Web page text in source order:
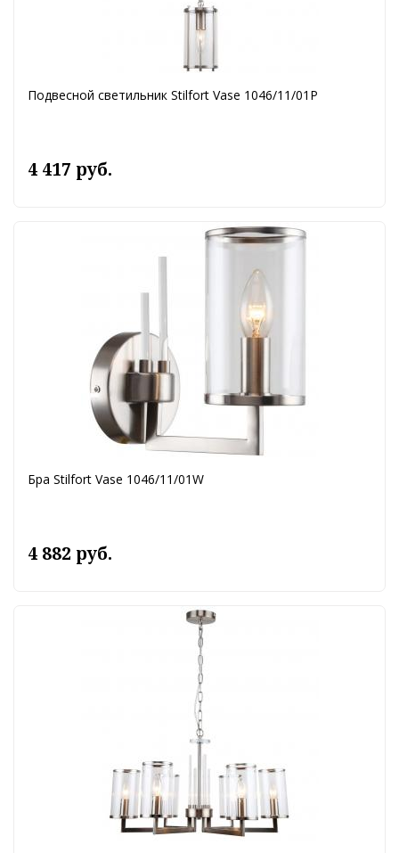
Подвесной светильник Stilfort Vase 1046/11/01P
4 417 руб.
Бра Stilfort Vase 1046/11/01W
4 882 руб.